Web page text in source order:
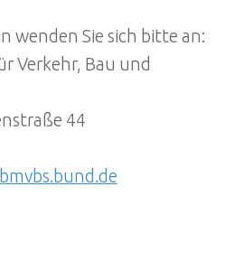
wenden Sie sich bitte an:
Verkehr, Bau und
44